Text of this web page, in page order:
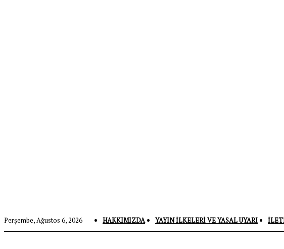
Perşembe, Ağustos 6, 2026 HAKKIMIZDA YAYIN İLKELERI VE YASAL UYARI